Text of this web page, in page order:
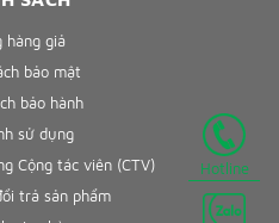
Hotline
hàng giả
bảo mật
bảo hành
sử dụng
Cộng tác viên (CTV)
trả sản phẩm